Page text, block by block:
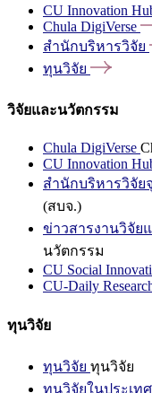
CU Innovation
Chula DigiVerse
สำนักบริหารวิจัย
ทุนวิจัย
วิจัยและนวัตกรรม
Chula DigiVerse
CU Innovation
สำนักบริหารวิจัย
(สบจ.)
ข่าวสารงานวิจัย
นวัตกรรม
CU Social
CU-Daily
ทุนวิจัย
ทุนวิจัย ทุนวิจัย
ทุนวิจัยในประเทศ